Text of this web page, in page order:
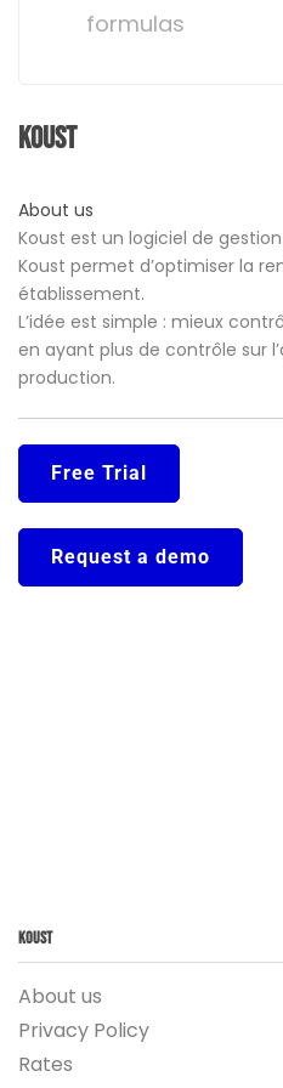
formulas
Koust
About us
Koust est un logiciel de
Koust permet d’optimiser la
établissement.
L’idée est simple : mieux
en ayant plus de contrôle sur
production.
Free Trial
Request a demo
Koust
About us
Privacy Policy
Rates